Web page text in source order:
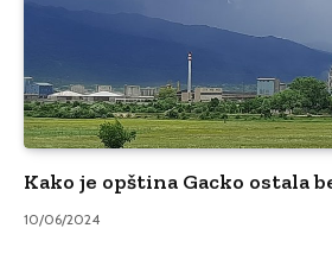
Kako je opština Gacko ostala
10/06/2024